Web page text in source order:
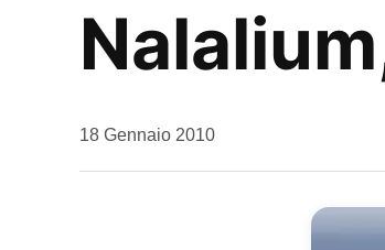
da
18 Gennaio 2010